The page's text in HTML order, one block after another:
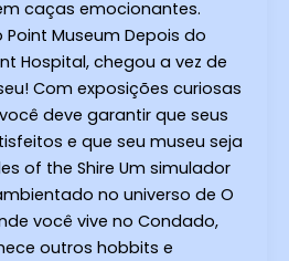
caças emocionantes.
Museum Depois do
Hospital, chegou a vez de
Com exposições curiosas
deve garantir que seus
e que seu museu seja
of the Shire Um simulador
no universo de O
você vive no Condado,
outros hobbits e